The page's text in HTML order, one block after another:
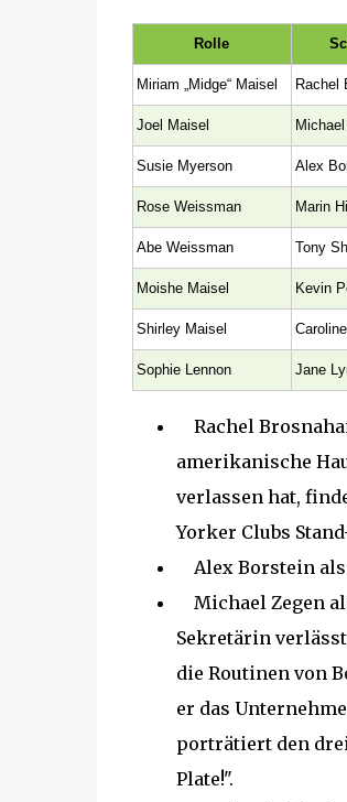
Rolle
Miriam „Midge“ Maisel Rachel
Joel Maisel
Susie Myerson Alex
Rose Weissman Marin
Abe Weissman Tony
Moishe Maisel Kevin
Shirley Maisel
Sophie Lennon Jane
Rachel
amerikanische
verlassen hat,
Yorker Clubs
Alex Borstein als
Michael Zegen
Sekretärin
die Routinen von
er das
porträtiert den
Plate!".